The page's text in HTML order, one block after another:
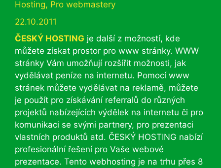
Rubriky
Hosting, Pro webmastery
22.10.2011
ČESKÝ HOSTING je další z možností, kde
můžete získat prostor pro www stránky. WWW
stránky Vám umožňují rozšířit možnosti, jak
vydělávat peníze na internetu. Pomocí www
stránek můžete vydělávat na reklamě, můžete
je použít pro získávání referralů do různých
projektů nabízejících výdělek na internetu či pro
komunikaci se svými partnery, pro prezentaci
vlastních produktů atd. ČESKÝ HOSTING nabízí
profesionální řešení pro Vaše webové
prezentace. Tento webhosting je na trhu přes 8